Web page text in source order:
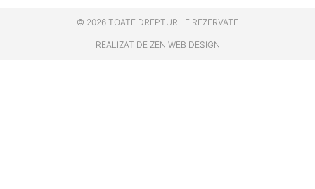
© 2026 TOATE DREPTURILE REZERVATE
REALIZAT DE ZEN WEB DESIGN